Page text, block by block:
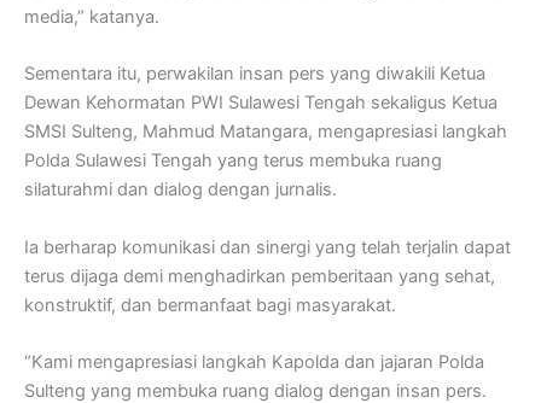
media,” katanya.
Sementara itu, perwakilan insan pers yang diwakili Ketua
Dewan Kehormatan PWI Sulawesi Tengah sekaligus Ketua
SMSI Sulteng, Mahmud Matangara, mengapresiasi langkah
Polda Sulawesi Tengah yang terus membuka ruang
silaturahmi dan dialog dengan jurnalis.
Ia berharap komunikasi dan sinergi yang telah terjalin dapat
terus dijaga demi menghadirkan pemberitaan yang sehat,
konstruktif, dan bermanfaat bagi masyarakat.
“Kami mengapresiasi langkah Kapolda dan jajaran Polda
Sulteng yang membuka ruang dialog dengan insan pers.